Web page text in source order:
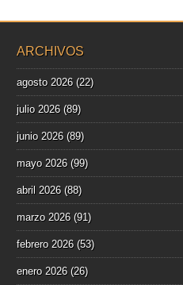
ARCHIVOS
agosto 2026(22)
julio 2026(89)
junio 2026(89)
mayo 2026(99)
abril 2026(88)
marzo 2026(91)
febrero 2026(53)
enero 2026(26)